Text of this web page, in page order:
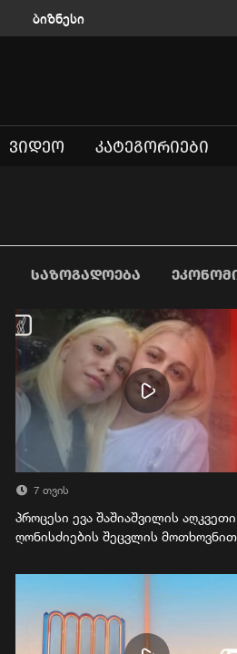
ბიზნესი
ᲕᲘᲓᲔᲝ ᲙᲐᲢᲔᲒᲝᲠᲘᲔᲑᲘ
ᲡᲐᲖᲝᲒᲐᲓᲝᲔᲑᲐ
7 თვის
პროცესი ევა შაშიაშვილის აღკვეთი
ღონისძიების შეცვლის მოთხოვნით